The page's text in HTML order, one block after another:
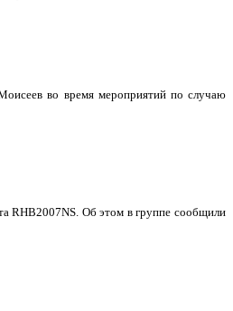
во время мероприятий по случаю
RHB2007NS. Об этом в группе сообщили